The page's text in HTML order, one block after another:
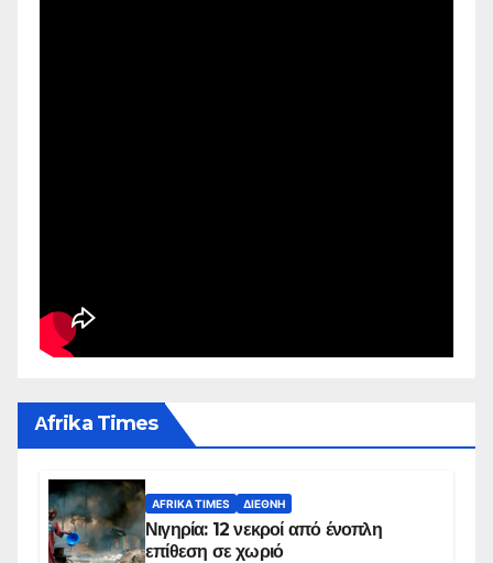
Αfrika Times
AFRIKA TIMES ΔΙΕΘΝΉ
Νιγηρία: 12 νεκροί από ένοπλη
επίθεση σε χωριό